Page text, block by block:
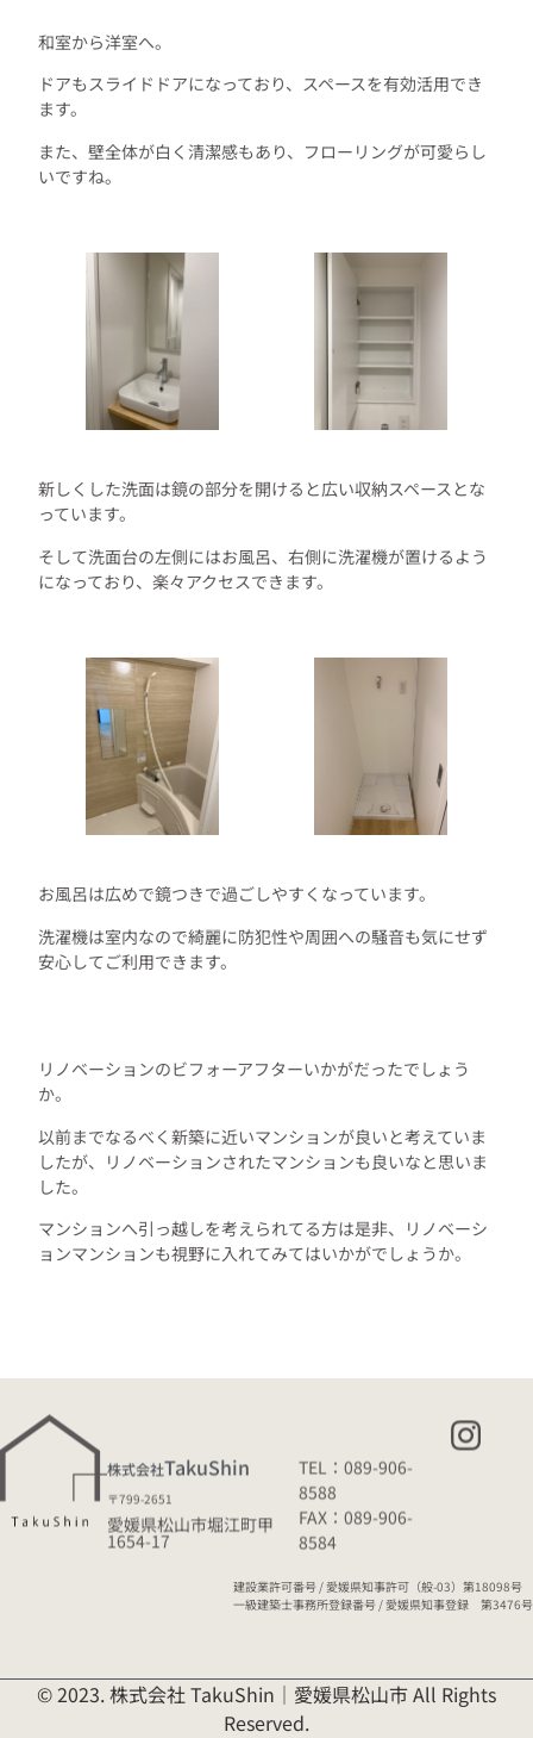
和室から洋室へ。
ドアもスライドドアになっており、スペースを有効活用でき
ます。
また、壁全体が白く清潔感もあり、フローリングが可愛らし
いですね。
新しくした洗面は鏡の部分を開けると広い収納スペースとな
っています。
そして洗面台の左側にはお風呂、右側に洗濯機が置けるよう
になっており、楽々アクセスできます。
お風呂は広めで鏡つきで過ごしやすくなっています。
洗濯機は室内なので綺麗に防犯性や周囲への騒音も気にせず
安心してご利用できます。
リノベーションのビフォーアフターいかがだったでしょう
か。
以前までなるべく新築に近いマンションが良いと考えていま
したが、リノベーションされたマンションも良いなと思いま
した。
マンションへ引っ越しを考えられてる方は是非、リノベーシ
ョンマンションも視野に入れてみてはいかがでしょうか。
株式会社TakuShin
〒799-2651
愛媛県松山市堀江町甲
1654-17
TEL：089-906-
8588
FAX：089-906-
8584
建設業許可番号 / 愛媛県知事許可（般-03）第18098号
一級建築士事務所登録番号 / 愛媛県知事登録 第3476号
© 2023. 株式会社 TakuShin｜愛媛県松山市 All Rights
Reserved.